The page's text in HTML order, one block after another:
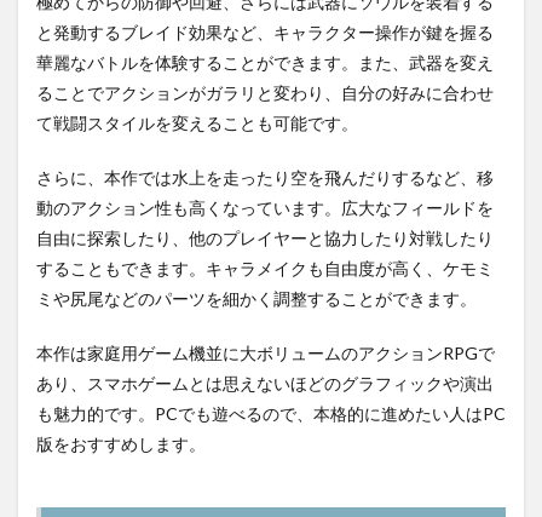
と発動するブレイド効果など、キャラクター操作が鍵を握る
華麗なバトルを体験することができます。また、武器を変え
ることでアクションがガラリと変わり、自分の好みに合わせ
て戦闘スタイルを変えることも可能です。
さらに、本作では水上を走ったり空を飛んだりするなど、移
動のアクション性も高くなっています。広大なフィールドを
自由に探索したり、他のプレイヤーと協力したり対戦したり
することもできます。キャラメイクも自由度が高く、ケモミ
ミや尻尾などのパーツを細かく調整することができます。
本作は家庭用ゲーム機並に大ボリュームのアクションRPGで
あり、スマホゲームとは思えないほどのグラフィックや演出
も魅力的です。PCでも遊べるので、本格的に進めたい人はPC
版をおすすめします。